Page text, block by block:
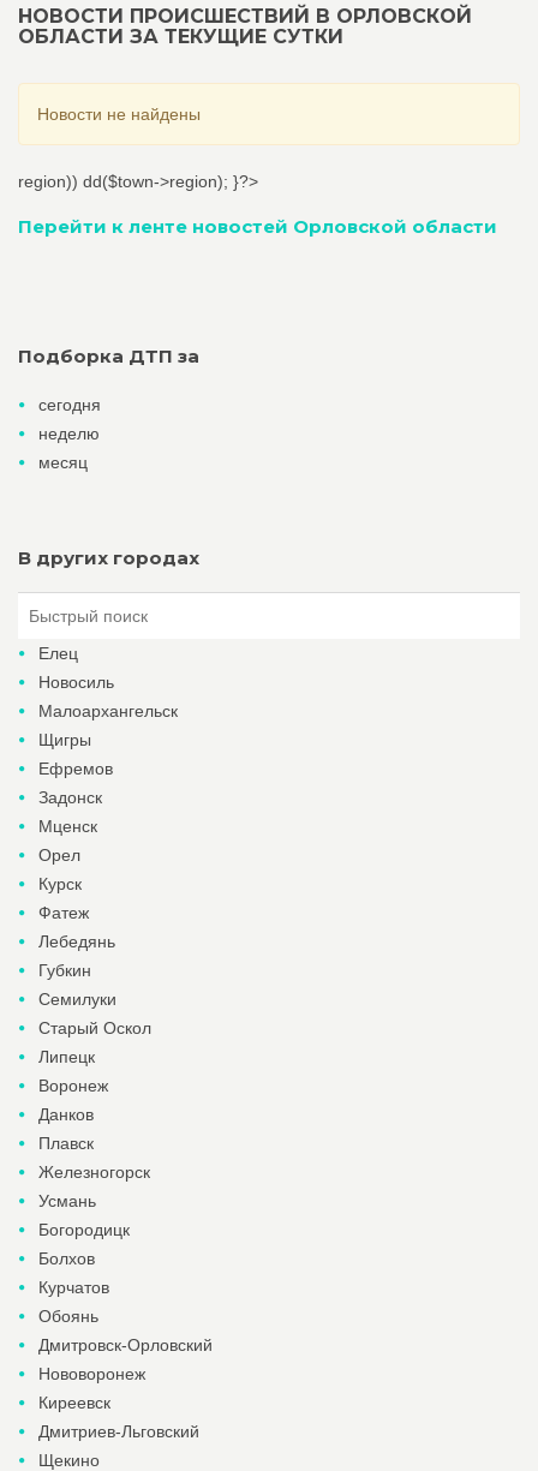
НОВОСТИ ПРОИСШЕСТВИЙ В ОРЛОВСКОЙ
ОБЛАСТИ ЗА ТЕКУЩИЕ СУТКИ
Новости не найдены
region)) dd($town->region); }?>
Перейти к ленте новостей Орловской области
Подборка ДТП за
сегодня
неделю
месяц
В других городах
Елец
Новосиль
Малоархангельск
Щигры
Ефремов
Задонск
Мценск
Орел
Курск
Фатеж
Лебедянь
Губкин
Семилуки
Старый Оскол
Липецк
Воронеж
Данков
Плавск
Железногорск
Усмань
Богородицк
Болхов
Курчатов
Обоянь
Дмитровск-Орловский
Нововоронеж
Киреевск
Дмитриев-Льговский
Щекино